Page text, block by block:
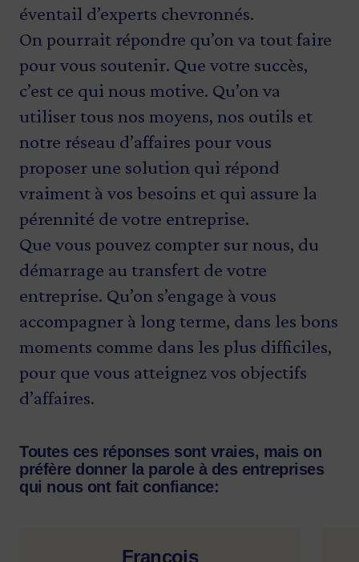
éventail d’experts chevronnés.
On pourrait répondre qu’on va tout faire
pour vous soutenir. Que votre succès,
c’est ce qui nous motive. Qu’on va
utiliser tous nos moyens, nos outils et
notre réseau d’affaires pour vous
proposer une solution qui répond
vraiment à vos besoins et qui assure la
pérennité de votre entreprise.
Que vous pouvez compter sur nous, du
démarrage au transfert de votre
entreprise. Qu’on s’engage à vous
accompagner à long terme, dans les bons
moments comme dans les plus difficiles,
pour que vous atteignez vos objectifs
d’affaires.
Toutes ces réponses sont vraies, mais on
préfère donner la parole à des entreprises
qui nous ont fait confiance:
François